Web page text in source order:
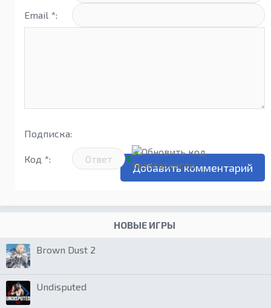
Email *:
Подписка:
Код *:
НОВЫЕ ИГРЫ
Brown Dust 2
Undisputed